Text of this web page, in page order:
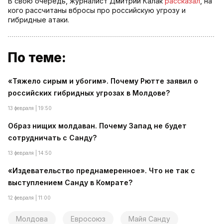
кого рассчитаны вбросы про российскую угрозу и
гибридные атаки.
По теме:
«Тяжело сирым и убогим». Почему Рютте заявил о
российских гибридных угрозах в Молдове?
13 февраля | 19:50
Образ нищих молдаван. Почему Запад не будет
сотрудничать с Санду?
13 февраля | 14:50
«Издевательство преднамеренное». Что не так с
выступлением Санду в Комрате?
12 февраля | 11:00
Молдова Евросоюз Майя Санду